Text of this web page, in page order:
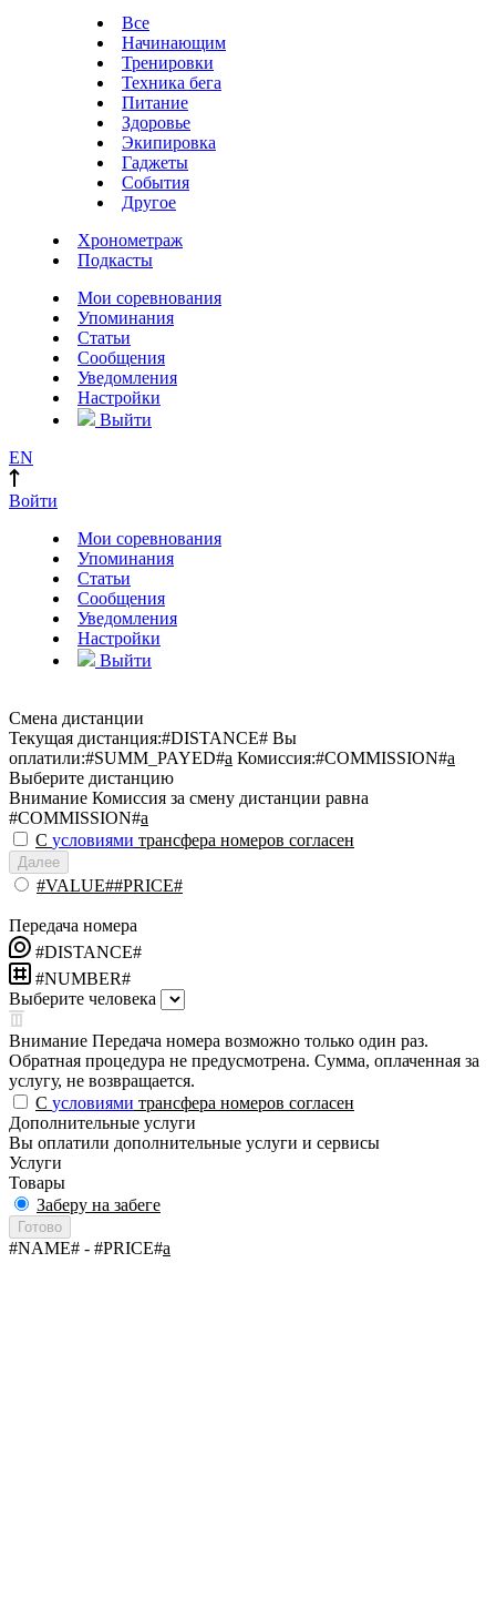
Все
Начинающим
Тренировки
Техника бега
Питание
Здоровье
Экипировка
Гаджеты
События
Другое
Хронометраж
Подкасты
Мои соревнования
Упоминания
Статьи
Сообщения
Уведомления
Настройки
Выйти
EN
Войти
Мои соревнования
Упоминания
Статьи
Сообщения
Уведомления
Настройки
Выйти
Смена дистанции
Текущая дистанция:#DISTANCE# Вы
оплатили:#SUMM_PAYED#a Комиссия:#COMMISSION#a
Выберите дистанцию
Внимание Комиссия за смену дистанции равна
#COMMISSION#a
С условиями трансфера номеров согласен
Далее
#VALUE##PRICE#
Передача номера
#DISTANCE#
#NUMBER#
Выберите человека
Внимание Передача номера возможно только один раз.
Обратная процедура не предусмотрена. Сумма, оплаченная за
услугу, не возвращается.
С условиями трансфера номеров согласен
Дополнительные услуги
Вы оплатили дополнительные услуги и сервисы
Услуги
Товары
Заберу на забеге
Готово
#NAME# - #PRICE#a